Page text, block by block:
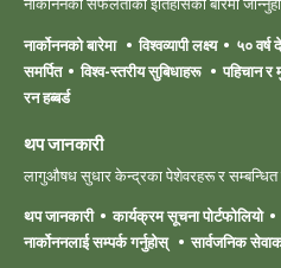
नार्कोननको बारेमा
विश्वव्यापी लक्ष्य
५०
समर्पित
विश्व-स्तरीय सुबिधाहरू पहिचान र
रन हब्बर्ड
थप जानकारी
लागुऔषध सुधार केन्द्रका पेशेवरहरू र सम्बन्धित
थप जानकारी
कार्यक्रम सूचना पोर्टफोलियो
नार्कोननलाई सम्पर्क गर्नुहोस्
सार्वजनिक